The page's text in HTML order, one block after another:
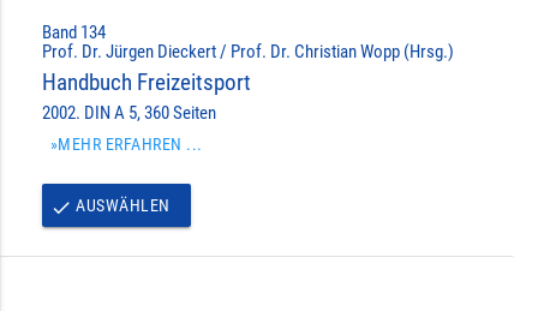
Band 134
Prof. Dr. Jürgen Dieckert / Prof. Dr. Christian Wopp (Hrsg.)
Handbuch Freizeitsport
2002. DIN A 5, 360 Seiten
»MEHR ERFAHREN ...
done AUSWÄHLEN